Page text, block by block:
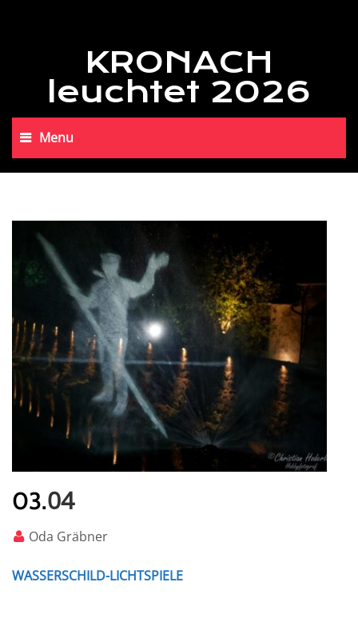
KRONACH
leuchtet 2026
Menu
03.04
Oda Gräbner
WASSERSCHILD-LICHTSPIELE